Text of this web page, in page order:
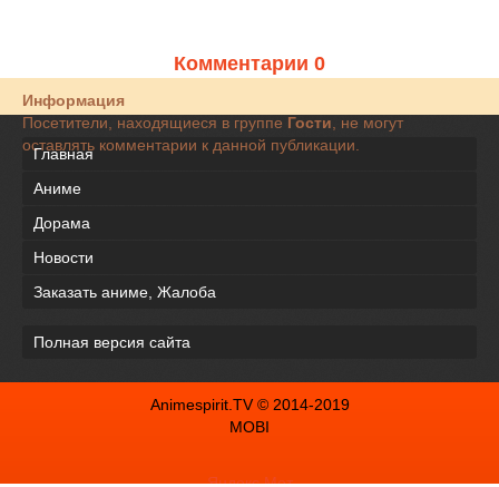
Комментарии 0
Информация
Посетители, находящиеся в группе Гости , не могут
оставлять комментарии к данной публикации.
Главная
Аниме
Дорама
Новости
Заказать аниме, Жалоба
Полная версия сайта
Animespirit.TV © 2014-2019
MOBI